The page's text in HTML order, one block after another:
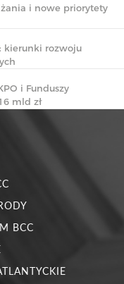
i nowe priorytety
kierunki rozwoju
i Funduszy
mld zł
BCC